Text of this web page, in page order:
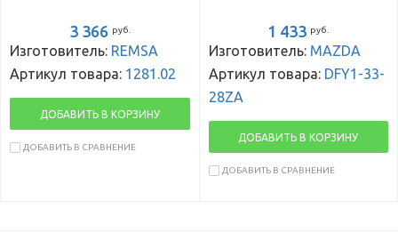
3 366 руб.
Изготовитель: REMSA
Артикул товара: 1281.02
ДОБАВИТЬ В КОРЗИНУ
ДОБАВИТЬ В СРАВНЕНИЕ
1 433 руб.
Изготовитель: MAZDA
Артикул товара: DFY1-33-
28ZA
ДОБАВИТЬ В КОРЗИНУ
ДОБАВИТЬ В СРАВНЕНИЕ